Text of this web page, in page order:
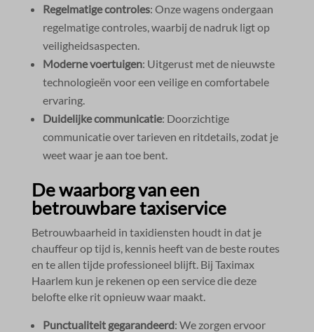
Regelmatige controles: Onze wagens ondergaan
regelmatige controles, waarbij de nadruk ligt op
veiligheidsaspecten.​
Moderne voertuigen: Uitgerust met de nieuwste
technologieën voor een veilige en comfortabele
ervaring.​
Duidelijke communicatie: Doorzichtige
communicatie over tarieven en ritdetails, zodat je
weet waar je aan toe bent.​
De waarborg van een
betrouwbare taxiservice
Betrouwbaarheid in taxidiensten houdt in dat je
chauffeur op tijd is, kennis heeft van de beste routes
en te allen tijde professioneel blijft.​ Bij Taximax
Haarlem kun je rekenen op een service die deze
belofte elke rit opnieuw waar maakt.​
Punctualiteit gegarandeerd: We zorgen ervoor